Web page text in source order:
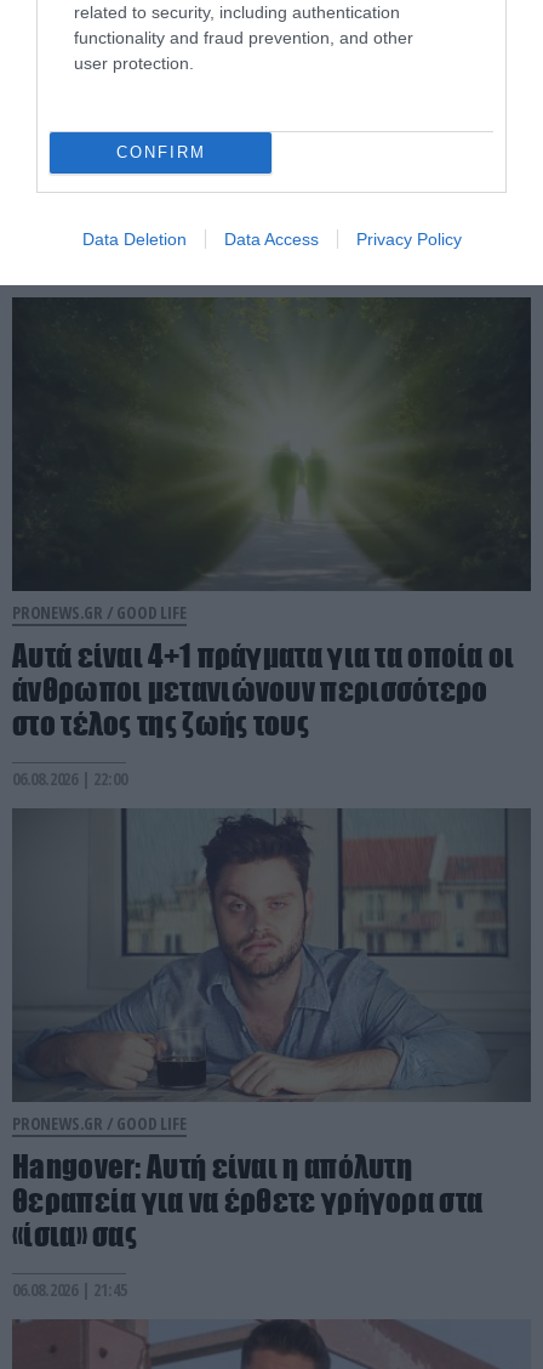
related to security, including authentication
functionality and fraud prevention, and other
user protection.
CONFIRM
Data Deletion Data Access Privacy Policy
Ειδικός εξηγεί: Έτσι οι ηθοποιοί
«φρενάρουν» τον οργασμό και την στύση
PRONEWS.GR / GOOD LIFE
Αυτά είναι 4+1 πράγματα για τα οποία οι
άνθρωποι μετανιώνουν περισσότερο
στο τέλος της ζωής τους
06.08.2026 | 22:00
PRONEWS.GR / GOOD LIFE
Hangover: Αυτή είναι η απόλυτη
θεραπεία για να έρθετε γρήγορα στα
«ίσια» σας
06.08.2026 | 21:45